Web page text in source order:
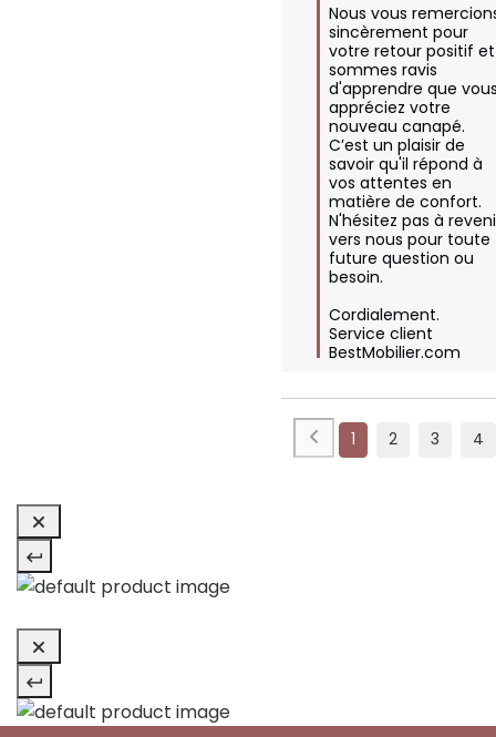
Nous vous
sincèrement pour
votre retour positif et
sommes ravis
d'apprendre que
appréciez votre
nouveau canapé.
C’est un plaisir de
savoir qu'il répond à
vos attentes en
matière de confort.
N'hésitez pas à
vers nous pour toute
future question ou
besoin.
Cordialement.
Service client
BestMobilier.com
1 2 3 4